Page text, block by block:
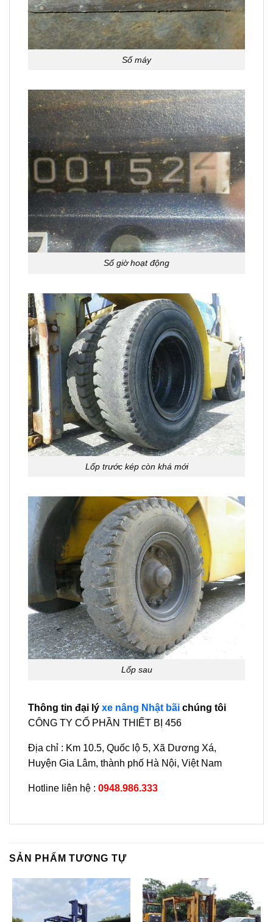
Số máy
Số giờ hoạt động
Lốp trước kép còn khá mới
Lốp sau
Thông tin đại lý xe nâng Nhật bãi chúng tôi
CÔNG TY CỔ PHẦN THIẾT BỊ 456
Địa chỉ : Km 10.5, Quốc lộ 5, Xã Dương Xá,
Huyện Gia Lâm, thành phố Hà Nội, Việt Nam
Hotline liên hệ : 0948.986.333
SẢN PHẨM TƯƠNG TỰ